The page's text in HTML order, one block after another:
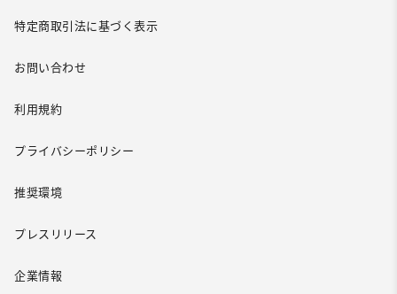
特定商取引法に基づく表示
お問い合わせ
利用規約
プライバシーポリシー
推奨環境
プレスリリース
企業情報